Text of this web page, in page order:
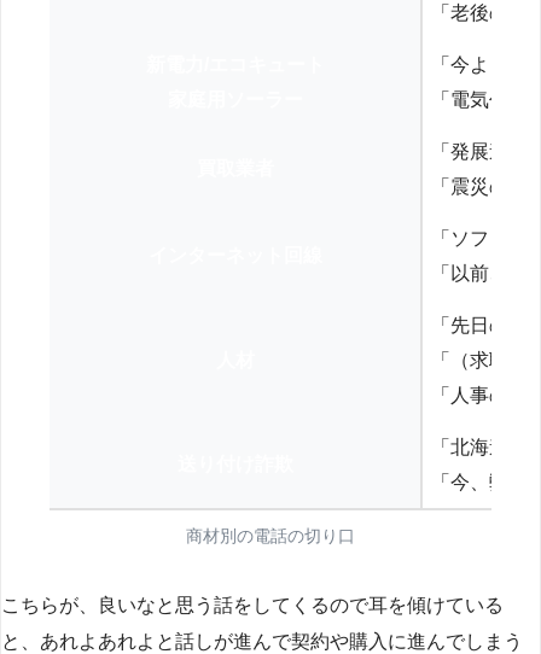
「老後の
「今より
「電気代を
「発展途
「震災の
「ソフト
「以前、
「先日の
「（求職
「人事の方
「北海道
「今、弊
商材別の電話の切り口
こちらが、良いなと思う話をしてくるので耳を傾けている
と、あれよあれよと話しが進んで契約や購入に進んでしまう